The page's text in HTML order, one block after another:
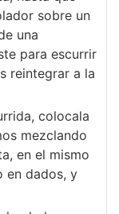
sobre un
una
para escurrir
reintegrar a la
colocala
mezclando
en el mismo
en dados, y